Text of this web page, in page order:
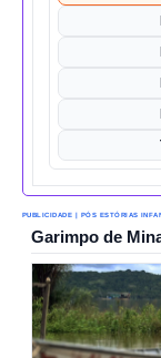
PUBLICIDADE | PÓS ESTÓRIAS
Garimpo de